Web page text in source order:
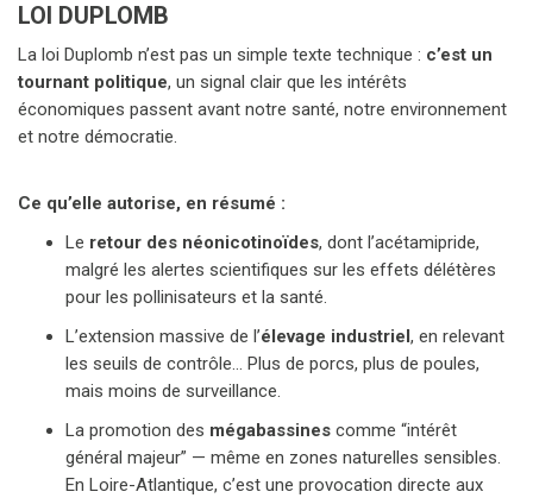
LOI DUPLOMB
La loi Duplomb n’est pas un simple texte technique : c’est un
tournant politique, un signal clair que les intérêts
économiques passent avant notre santé, notre environnement
et notre démocratie.
Ce qu’elle autorise, en résumé :
Le retour des néonicotinoïdes, dont l’acétamipride,
malgré les alertes scientifiques sur les effets délétères
pour les pollinisateurs et la santé.
L’extension massive de l’élevage industriel, en relevant
les seuils de contrôle… Plus de porcs, plus de poules,
mais moins de surveillance.
La promotion des mégabassines comme “intérêt
général majeur” — même en zones naturelles sensibles.
En Loire-Atlantique, c’est une provocation directe aux